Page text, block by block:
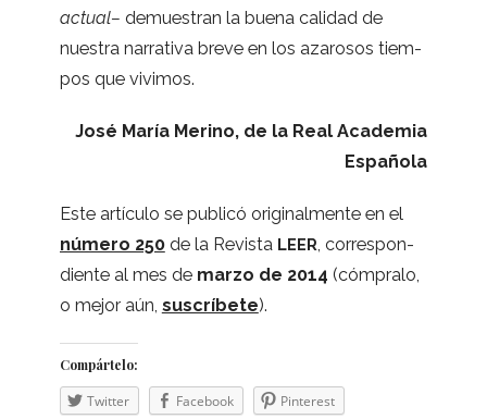
actual– demues­tran la buena cali­dad de
nues­tra narra­tiva breve en los aza­ro­sos tiem­
pos que vivimos.
José María Merino, de la Real Aca­de­mia
Española
Este artículo se publicó ori­gi­nal­mente en el
número 250de la Revista LEER , corres­pon­
diente al mes de marzo de 2014 (cóm­pralo,
o mejor aún, sus­crí­bete).
Com­pár­telo:
Twit­ter Face­book
Pin­te­rest